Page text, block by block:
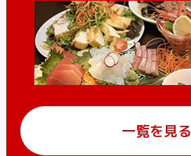
一覧を見る